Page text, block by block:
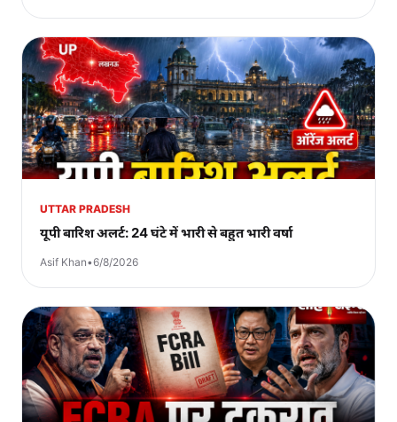
UTTAR PRADESH
यूपी बारिश अलर्ट: 24 घंटे में भारी से बहुत भारी वर्षा
Asif Khan•6/8/2026